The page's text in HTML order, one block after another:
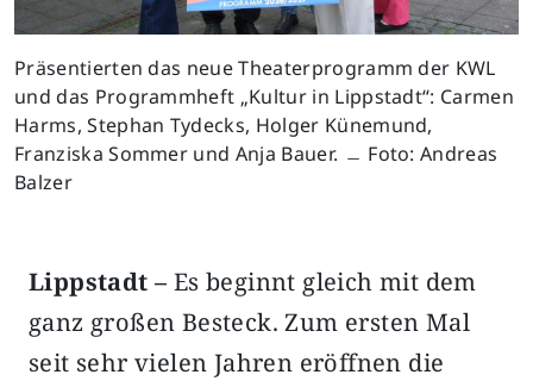
Präsentierten das neue Theaterprogramm der KWL
und das Programmheft „Kultur in Lippstadt“: Carmen
Harms, Stephan Tydecks, Holger Künemund,
Franziska Sommer und Anja Bauer. ﹘ Foto: Andreas
Balzer
Lippstadt – Es beginnt gleich mit dem
ganz großen Besteck. Zum ersten Mal
seit sehr vielen Jahren eröffnen die